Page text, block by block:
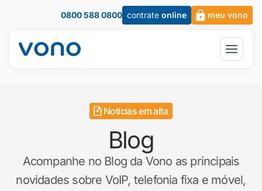
0800 588 0800 contrate online meu vono
Notícias em alta
Blog
Acompanhe no Blog da Vono as principais
novidades sobre VoIP, telefonia fixa e móvel,